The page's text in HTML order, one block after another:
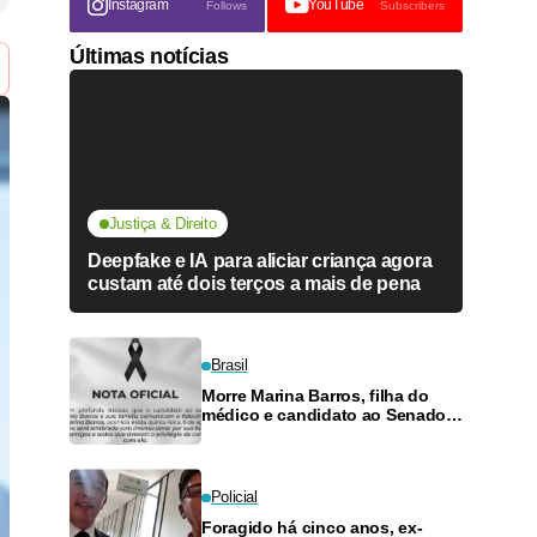
Instagram Follows YouTube Subscribers
Últimas notícias
Justiça & Direito
Deepfake e IA para aliciar criança agora
custam até dois terços a mais de pena
Brasil
Morre Marina Barros, filha do
médico e candidato ao Senado
Policial
Foragido há cinco anos, ex-